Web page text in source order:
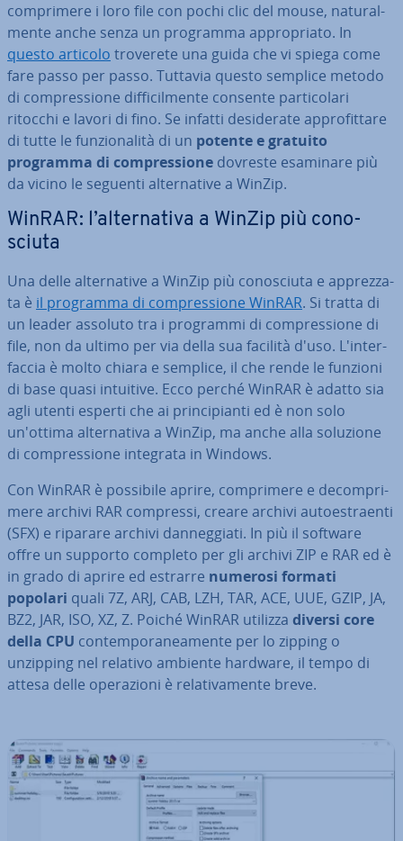
com­pri­me­re i loro file con pochi clic del mouse, na­tu­ral­
men­te anche senza un programma ap­pro­pria­to. In
questo articolo troverete una guida che vi spiega come
fare passo per passo. Tuttavia questo semplice metodo
di com­pres­sio­ne dif­fi­cil­men­te consente par­ti­co­la­ri
ritocchi e lavori di fino. Se infatti de­si­de­ra­te ap­pro­fit­ta­re
di tutte le fun­zio­na­li­tà di un potente e gratuito
programma di com­pres­sio­ne dovreste esaminare più
da vicino le seguenti al­ter­na­ti­ve a WinZip.
WinRAR: l’al­ter­na­ti­va a WinZip più co­no­
sciu­ta
Una delle al­ter­na­ti­ve a WinZip più co­no­sciu­ta e ap­prez­za­
ta è il programma di com­pres­sio­ne WinRAR. Si tratta di
un leader assoluto tra i programmi di com­pres­sio­ne di
file, non da ultimo per via della sua facilità d'uso. L'in­ter­
fac­cia è molto chiara e semplice, il che rende le funzioni
di base quasi intuitive. Ecco perché WinRAR è adatto sia
agli utenti esperti che ai prin­ci­pian­ti ed è non solo
un'ottima al­ter­na­ti­va a WinZip, ma anche alla soluzione
di com­pres­sio­ne integrata in Windows.
Con WinRAR è possibile aprire, com­pri­me­re e de­com­pri­
me­re archivi RAR compressi, creare archivi au­toe­straen­ti
(SFX) e riparare archivi dan­neg­gia­ti. In più il software
offre un supporto completo per gli archivi ZIP e RAR ed è
in grado di aprire ed estrarre numerosi formati
popolari quali 7Z, ARJ, CAB, LZH, TAR, ACE, UUE, GZIP, JA,
BZ2, JAR, ISO, XZ, Z. Poiché WinRAR utilizza diversi core
della CPU con­tem­po­ra­nea­men­te per lo zipping o
unzipping nel relativo ambiente hardware, il tempo di
attesa delle ope­ra­zio­ni è re­la­ti­va­men­te breve.